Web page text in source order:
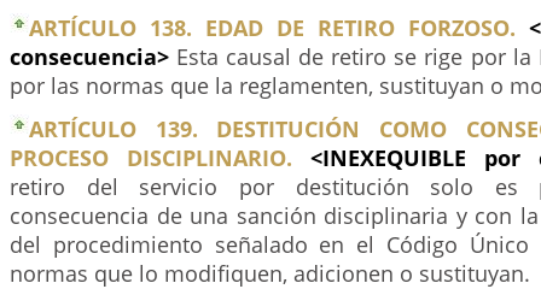
ARTÍCULO 138. EDAD DE RETIRO FORZOSO.
consecuencia> Esta causal de retiro se rige por la
por las normas que la reglamenten, sustituyan o
ARTÍCULO 139. DESTITUCIÓN COMO
PROCESO DISCIPLINARIO.
<INEXEQUIBLE
retiro del servicio por destitución solo es
consecuencia de una sanción disciplinaria y con
del procedimiento señalado en el Código
normas que lo modifiquen, adicionen o sustituyan.